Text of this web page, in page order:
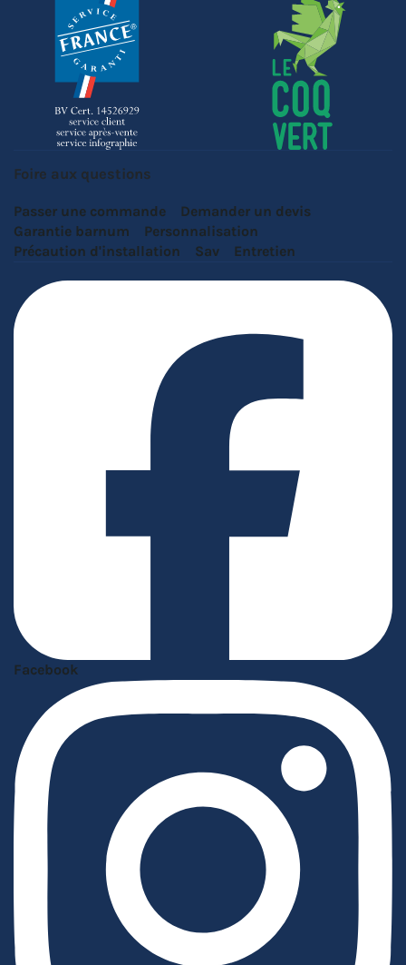
Foire aux questions
Passer une commande
Demander un devis
Garantie barnum
Personnalisation
Précaution d'installation
Sav Entretien
Facebook